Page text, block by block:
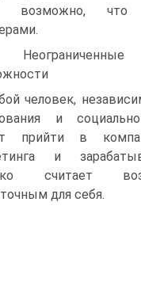
возможно,
человек,
и
прийти в
и
считает
для себя.